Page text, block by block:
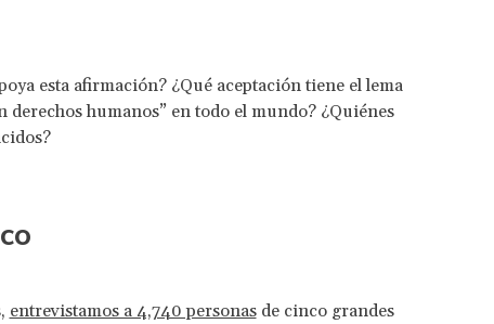
esta afirmación? ¿Qué aceptación tiene el lema
derechos humanos” en todo el mundo? ¿Quiénes
entrevistamos a 4,740 personasde cinco grandes